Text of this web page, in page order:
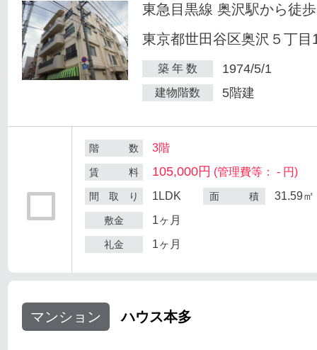
東急目黒線 奥沢駅から徒
東京都世田谷区奥沢５丁目
築 年 数 1974/5/1
建物階数 5階建
階 数 3階
賃 料 105,000円 (管理費等： - 円)
間 取 り 1LDK 面 積 31.59㎡
敷金 1ヶ月
礼金 1ヶ月
マンション ハウス本多